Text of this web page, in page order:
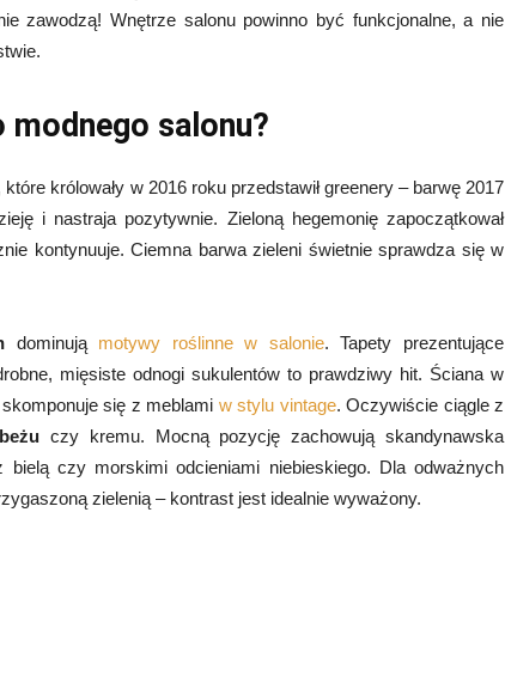
zawodzą! Wnętrze salonu powinno być funkcjonalne, a nie
salonu?
królowały w 2016 roku przedstawił greenery – barwę 2017
i nastraja pozytywnie. Zieloną hegemonię zapoczątkował
kontynuuje. Ciemna barwa zieleni świetnie sprawdza się w
dominują motywy roślinne w salonie. Tapety prezentujące
mięsiste odnogi sukulentów to prawdziwy hit. Ściana w
się z meblami w stylu vintage. Oczywiście ciągle z
czy kremu. Mocną pozycję zachowują skandynawska
czy morskimi odcieniami niebieskiego. Dla odważnych
zielenią – kontrast jest idealnie wyważony.